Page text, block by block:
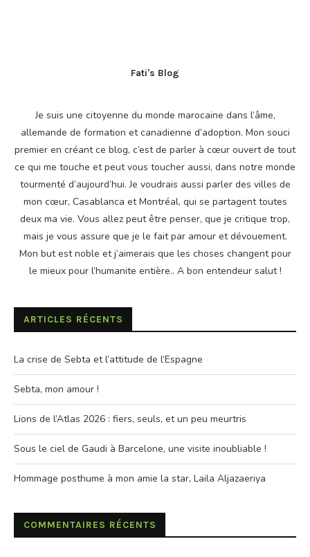
Fati's Blog
Je suis une citoyenne du monde marocaine dans l’âme,
allemande de formation et canadienne d’adoption. Mon souci
premier en créant ce blog, c’est de parler à cœur ouvert de tout
ce qui me touche et peut vous toucher aussi, dans notre monde
tourmenté d’aujourd’hui. Je voudrais aussi parler des villes de
mon cœur, Casablanca et Montréal, qui se partagent toutes
deux ma vie. Vous allez peut être penser, que je critique trop,
mais je vous assure que je le fait par amour et dévouement.
Mon but est noble et j’aimerais que les choses changent pour
le mieux pour l’humanite entière.. A bon entendeur salut !
ARTICLES RÉCENTS
La crise de Sebta et l’attitude de l’Espagne
Sebta, mon amour !
Lions de l’Atlas 2026 : fiers, seuls, et un peu meurtris
Sous le ciel de Gaudi à Barcelone, une visite inoubliable !
Hommage posthume à mon amie la star, Laila Aljazaeriya
COMMENTAIRES RÉCENTS